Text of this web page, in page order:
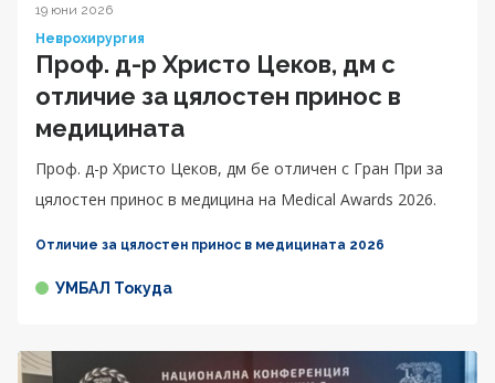
19 юни 2026
Неврохирургия
Проф. д-р Христо Цеков, дм с
отличие за цялостен принос в
медицината
Проф. д-р Христо Цеков, дм бе отличен с Гран При за
цялостен принос в медицина на Medical Awards 2026.
Отличие за цялостен принос в медицината 2026
УМБАЛ Токуда